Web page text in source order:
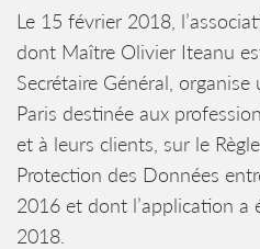
Le 15 février 2018,
dont Maître Olivier Iteanu
Secrétaire Général,
Paris destinée aux
et à leurs clients, sur le
Protection des Données
2016 et dont l’application a
2018.